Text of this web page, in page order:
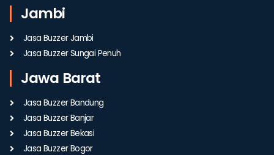
Jambi
Jasa Buzzer Jambi
Jasa Buzzer Sungai Penuh
Jawa Barat
Jasa Buzzer Bandung
Jasa Buzzer Banjar
Jasa Buzzer Bekasi
Jasa Buzzer Bogor